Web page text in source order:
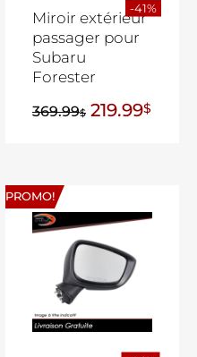
Miroir extérieur
passager pour
Subaru
Forester
369.99$ 219.99$
-41%
PROMO!